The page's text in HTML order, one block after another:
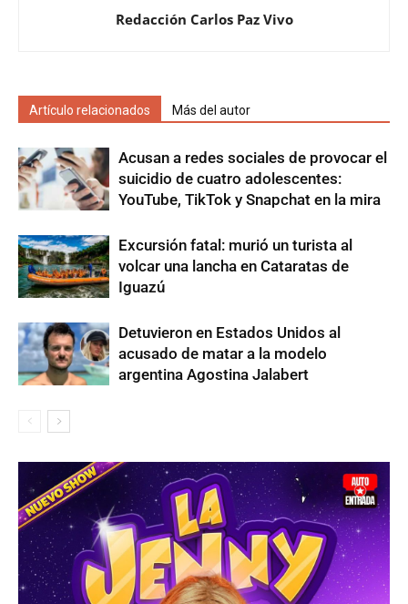
Redacción Carlos Paz Vivo
Artículo relacionados Más del autor
Acusan a redes sociales de provocar el
suicidio de cuatro adolescentes:
YouTube, TikTok y Snapchat en la mira
Excursión fatal: murió un turista al
volcar una lancha en Cataratas de
Iguazú
Detuvieron en Estados Unidos al
acusado de matar a la modelo
argentina Agostina Jalabert